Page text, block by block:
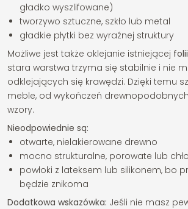
gładko wyszlifowane)
tworzywo sztuczne, szkło lub metal
gładkie płytki bez wyraźnej struktury
Możliwe jest także oklejanie istniejącej
stara warstwa trzyma się stabilnie i nie
odklejających się krawędzi. Dzięki temu
meble, od wykończeń
wzory.
Nieodpowiednie są:
otwarte, nielakierowane drewno
mocno strukturalne, porowate lub
powłoki z lateksem lub silikonem, bo
będzie znikoma
Dodatkowa wskazówka: Jeśli nie masz